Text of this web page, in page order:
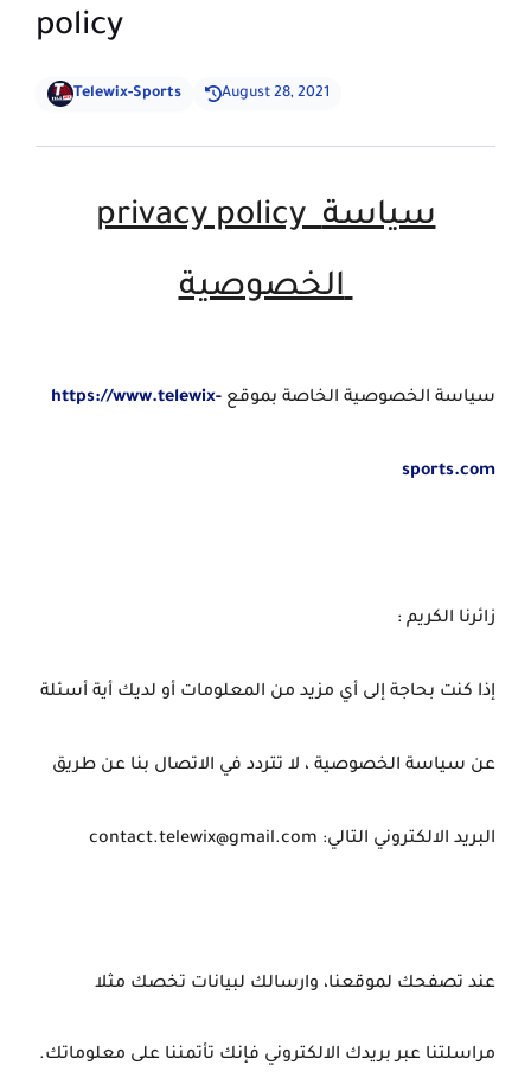
policy
Telewix-Sports August 28, 2021
privacy policyسياسة
الخصوصية
سياسة الخصوصية الخاصة بموقع https://www.telewix-
sports.com
زائرنا الكريم :
إذا كنت بحاجة إلى أي مزيد من المعلومات أو لديك أية أسئلة
عن سياسة الخصوصية ، لا تتردد في الاتصال بنا عن طريق
البريد الالكتروني التالي: contact.telewix@gmail.com
عند تصفحك لموقعنا، وارسالك لبيانات تخصك مثلا
مراسلتنا عبر بريدك الالكتروني فإنك تأتمننا على معلوماتك.